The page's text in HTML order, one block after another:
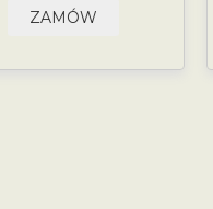
ZAMÓW